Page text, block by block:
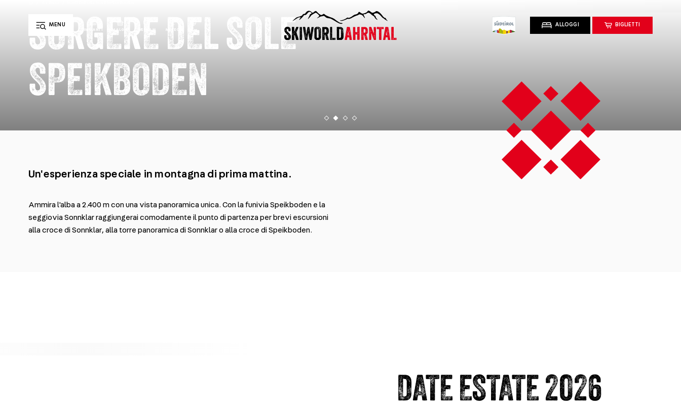
MENU
IMPIANTI MALGHE WEBCAM METEO
DE
EN
ALLOGGI BIGLIETTI
SORGERE DEL SOLE
SPEIKBODEN
Un'esperienza speciale in montagna di prima mattina.
Ammira l'alba a 2.400 m con una vista panoramica unica. Con la funivia Speikboden e la
seggiovia Sonnklar raggiungerai comodamente il punto di partenza per brevi escursioni
alla croce di Sonnklar, alla torre panoramica di Sonnklar o alla croce di Speikboden.
DATE ESTATE 2026